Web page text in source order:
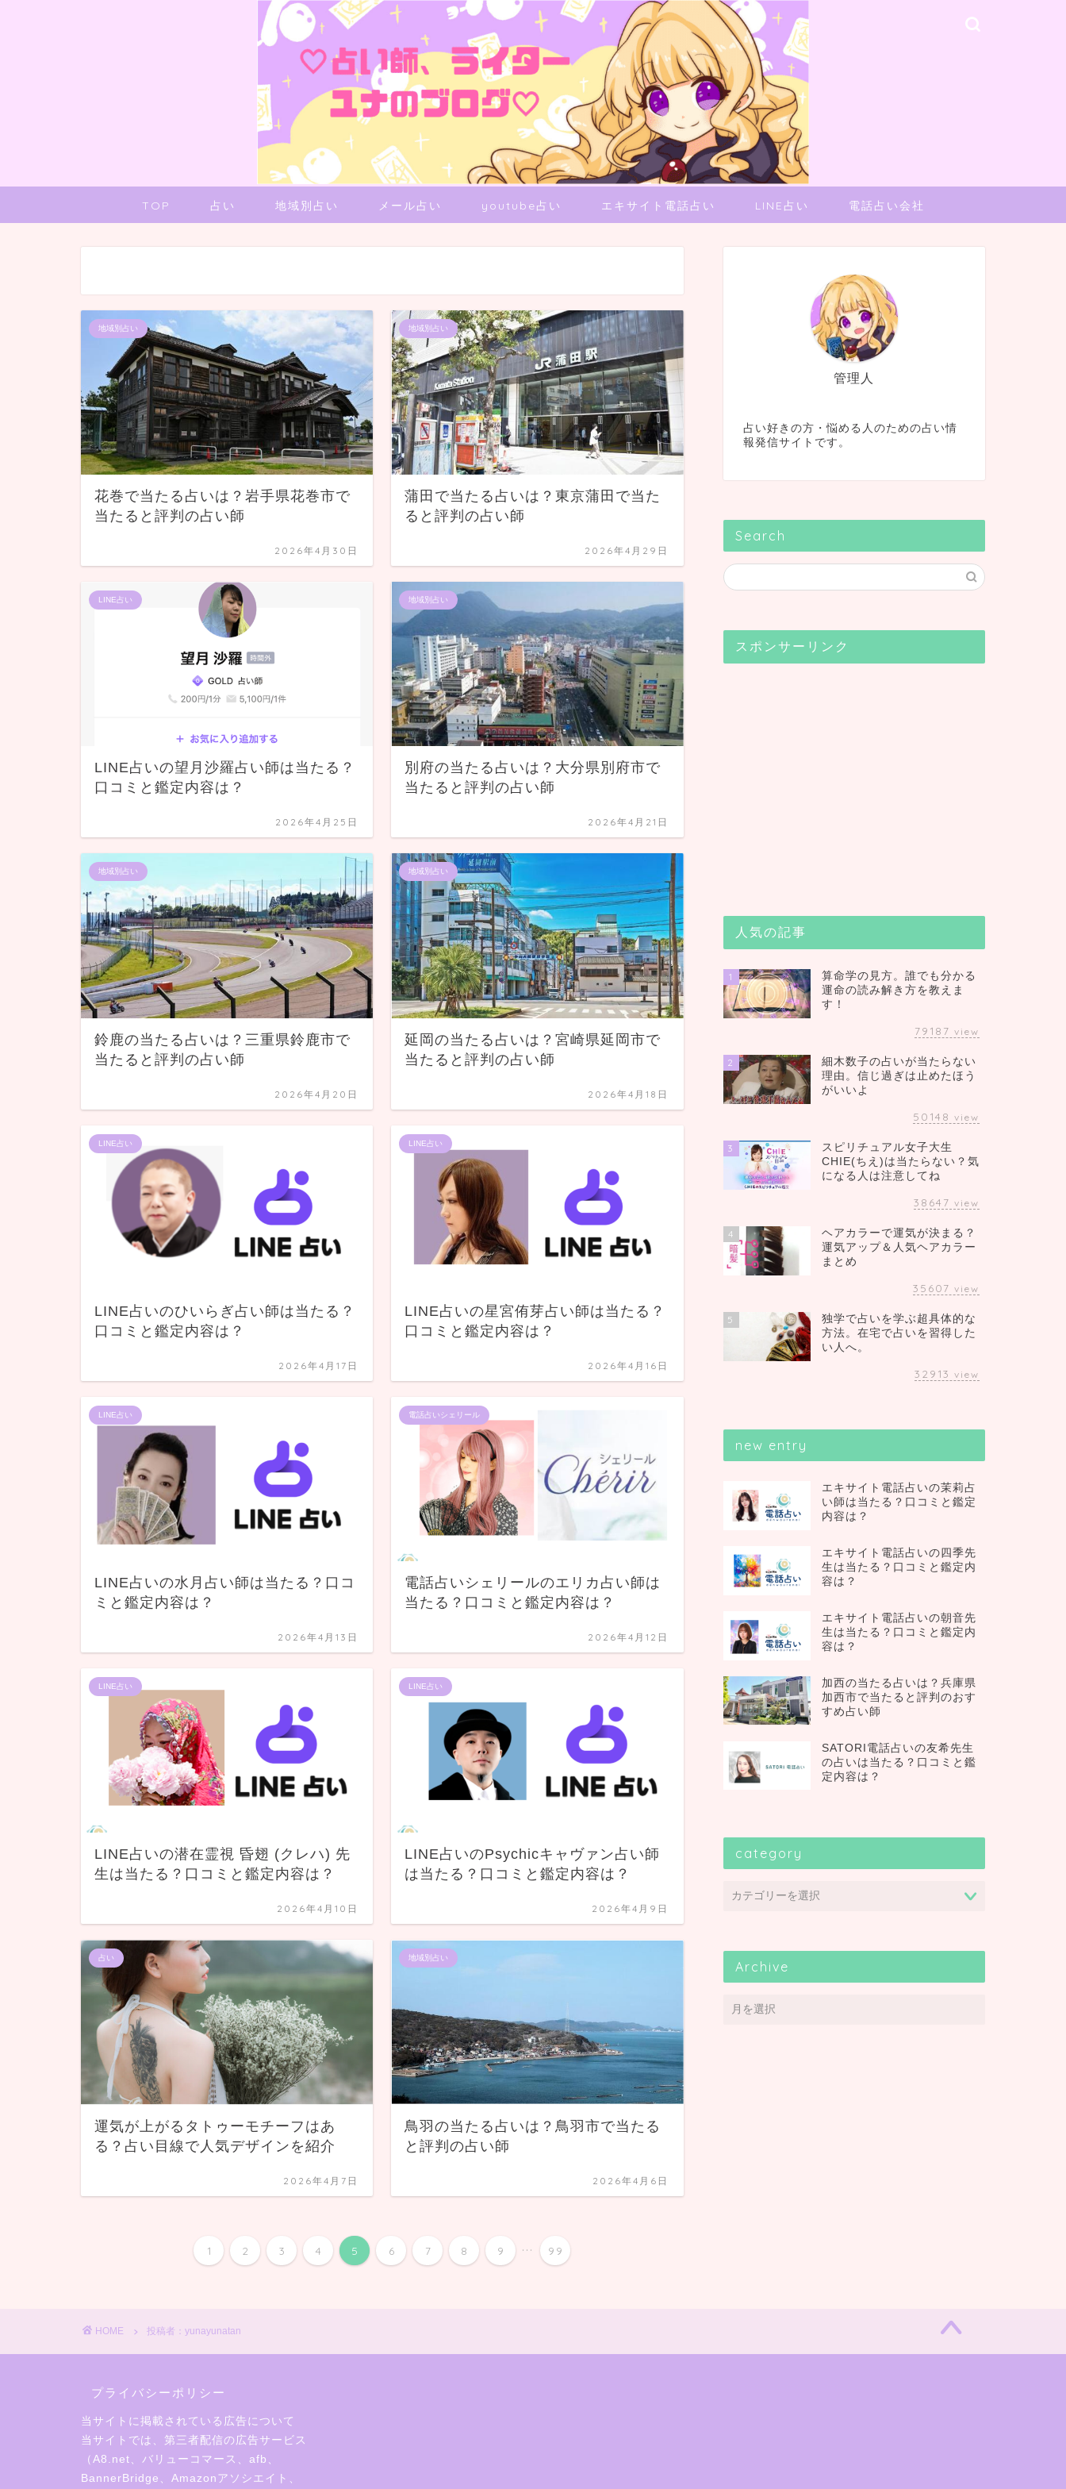
TOP 占い 地域別占い メール占い youtube占い エキサイト電話占い LINE占い 電話占い会社
地域別占い
花巻で当たる占いは？岩手県花巻市で
当たると評判の占い師
2026年4月30日
地域別占い
蒲田で当たる占いは？東京蒲田で当た
ると評判の占い師
2026年4月29日
LINE占い
LINE占いの望月沙羅占い師は当たる？
口コミと鑑定内容は？
2026年4月25日
地域別占い
別府の当たる占いは？大分県別府市で
当たると評判の占い師
2026年4月21日
地域別占い
鈴鹿の当たる占いは？三重県鈴鹿市で
当たると評判の占い師
2026年4月20日
地域別占い
延岡の当たる占いは？宮崎県延岡市で
当たると評判の占い師
2026年4月18日
LINE占い
LINE占いのひいらぎ占い師は当たる？
口コミと鑑定内容は？
2026年4月17日
LINE占い
LINE占いの星宮侑芽占い師は当たる？
口コミと鑑定内容は？
2026年4月16日
LINE占い
LINE占いの水月占い師は当たる？口コ
ミと鑑定内容は？
2026年4月13日
電話占いシェリール
電話占いシェリールのエリカ占い師は
当たる？口コミと鑑定内容は？
2026年4月12日
LINE占い
LINE占いの潜在霊視 昏翅 (クレハ) 先
生は当たる？口コミと鑑定内容は？
2026年4月10日
LINE占い
LINE占いのPsychicキャヴァン占い師
は当たる？口コミと鑑定内容は？
2026年4月9日
占い
運気が上がるタトゥーモチーフはあ
る？占い目線で人気デザインを紹介
2026年4月7日
地域別占い
鳥羽の当たる占いは？鳥羽市で当たる
と評判の占い師
2026年4月6日
1 2 3 4 5 6 7 8 9 ... 99
管理人
占い好きの方・悩める人のための占い情
報発信サイトです。
Search
スポンサーリンク
人気の記事
1
算命学の見方。誰でも分かる
運命の読み解き方を教えま
す！
79187 view
2
細木数子の占いが当たらない
理由。信じ過ぎは止めたほう
がいいよ
50148 view
3
スピリチュアル女子大生
CHIE(ちえ)は当たらない？気
になる人は注意してね
38647 view
4
ヘアカラーで運気が決まる？
運気アップ＆人気ヘアカラー
まとめ
35607 view
5
独学で占いを学ぶ超具体的な
方法。在宅で占いを習得した
い人へ。
32913 view
new entry
エキサイト電話占いの茉莉占
い師は当たる？口コミと鑑定
内容は？
エキサイト電話占いの四季先
生は当たる？口コミと鑑定内
容は？
エキサイト電話占いの朝音先
生は当たる？口コミと鑑定内
容は？
加西の当たる占いは？兵庫県
加西市で当たると評判のおす
すめ占い師
SATORI電話占いの友希先生
の占いは当たる？口コミと鑑
定内容は？
category
Archive
HOME 投稿者：yunayunatan
プライバシーポリシー
当サイトに掲載されている広告について
当サイトでは、第三者配信の広告サービス
（A8.net、バリューコマース、afb、
BannerBridge、Amazonアソシエイト、